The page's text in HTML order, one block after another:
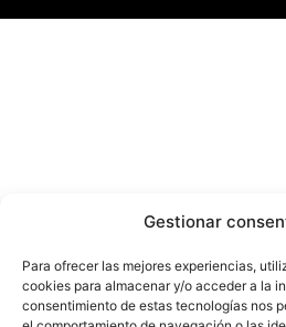
Gestionar
Para ofrecer las mejores experiencias,
cookies para almacenar y/o acceder a la
consentimiento de estas tecnologías nos